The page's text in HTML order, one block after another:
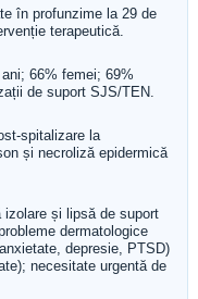
în profunzime la 29 de
terapeutică.
66% femei; 69%
de suport SJS/TEN.
spitalizare la
și necroliză epidermică
și lipsă de suport
dermatologice
depresie, PTSD)
necesitate urgentă de